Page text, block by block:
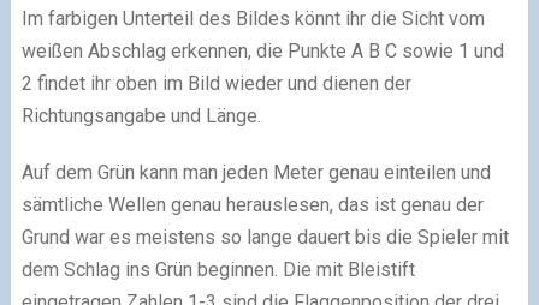
Im farbigen Unterteil des Bildes könnt ihr die Sicht vom
weißen Abschlag erkennen, die Punkte A B C sowie 1 und
2 findet ihr oben im Bild wieder und dienen der
Richtungsangabe und Länge.
Auf dem Grün kann man jeden Meter genau einteilen und
sämtliche Wellen genau herauslesen, das ist genau der
Grund war es meistens so lange dauert bis die Spieler mit
dem Schlag ins Grün beginnen. Die mit Bleistift